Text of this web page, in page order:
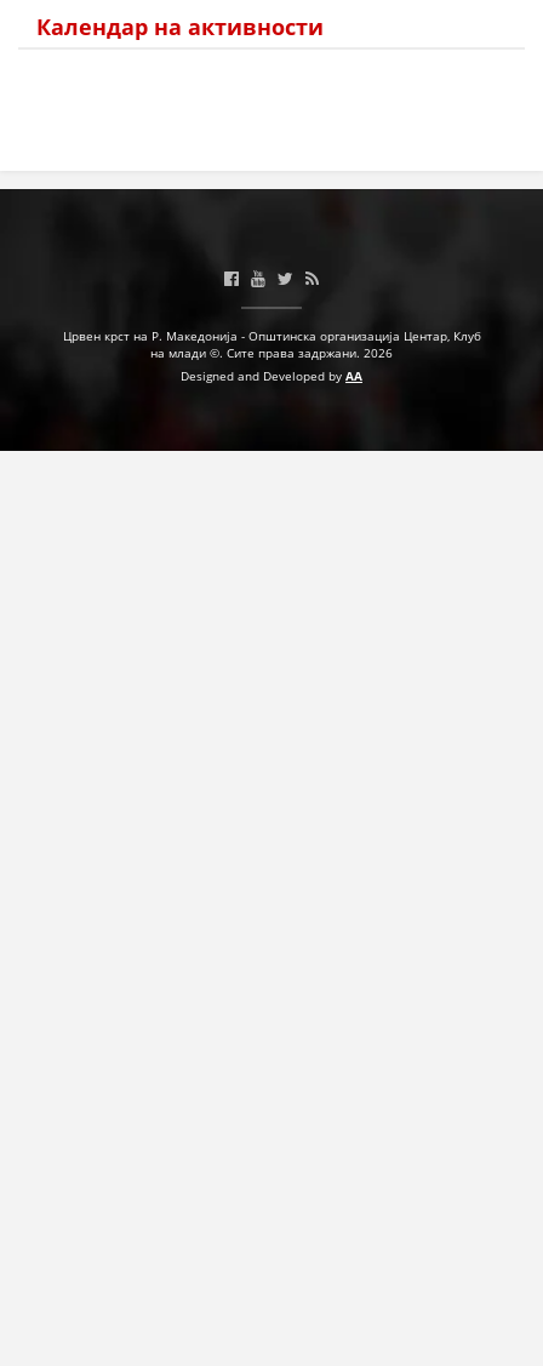
Календар на активности
Црвен крст на Р. Македонија - Општинска организација Центар, Клуб
на млади ©. Сите права задржани. 2026
Designed and Developed by AA